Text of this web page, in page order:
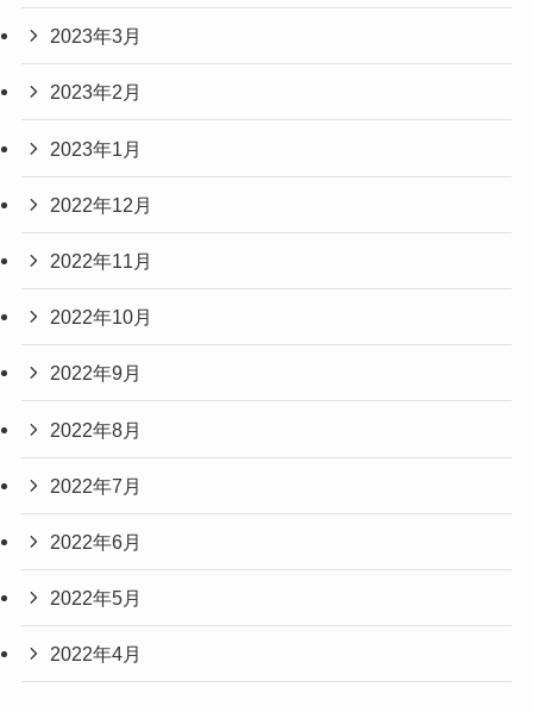
2023年3月
2023年2月
2023年1月
2022年12月
2022年11月
2022年10月
2022年9月
2022年8月
2022年7月
2022年6月
2022年5月
2022年4月